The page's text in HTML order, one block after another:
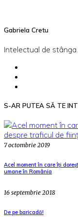
Gabriela Cretu
Intelectual de
S-AR PUTEA SĂ TE
7 octombrie 2019
Acel moment în care îți
umane în România
16 septembrie 2018
De pe baricadă!